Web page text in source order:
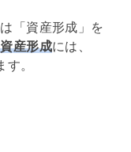
「資産形成」を
資産形成には、
す。